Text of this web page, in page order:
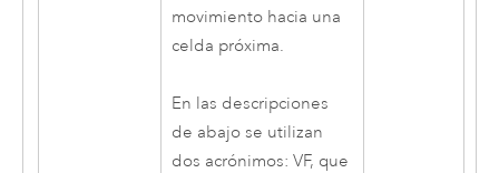
movimiento hacia una
celda próxima.
En las descripciones
de abajo se utilizan
dos acrónimos: VF, que